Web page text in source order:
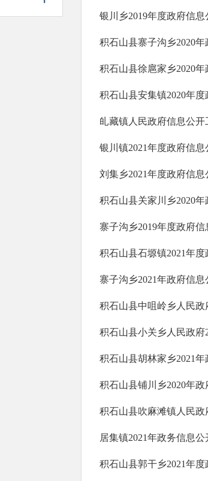
银川乡2019年度政府信
积石山县寨子沟乡2020
积石山县徐扈家乡2020
积石山县安集镇2020年
癿藏镇人民政府信息公开
银川镇2021年度政府信
刘集乡2021年度政府信
积石山县关家川乡2020
寨子沟乡2019年度政府
积石山县石塬镇2021年
寨子沟乡2021年政府信息
积石山县中咀岭乡人民
积石山县小关乡人民政
积石山县胡林家乡2021
积石山县铺川乡2020年
积石山县吹麻滩镇人民
居集镇2021年政务信息
积石山县郭干乡2021年